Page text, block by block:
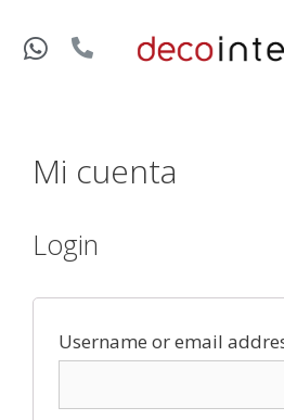
Mi cuenta
Login
Username or email